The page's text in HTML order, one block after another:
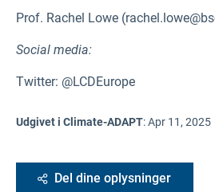
Prof. Rachel Lowe
Social media:
Twitter: @LCDEurope
Udgivet i Climate-ADAPT:Apr 11, 2025
Del dine oplysninger